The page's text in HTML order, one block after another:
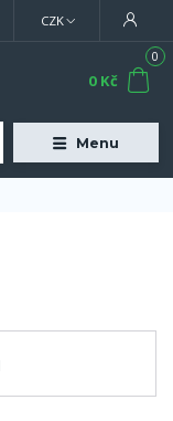
Menu
CZK
0
0 Kč